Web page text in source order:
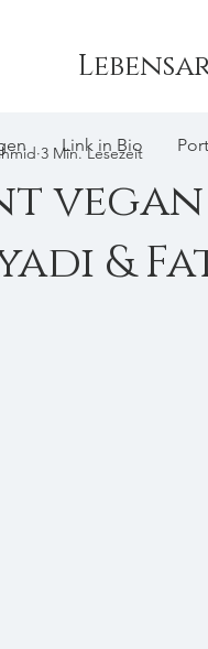
Link in Bio
&
3 Min. Lesezeit